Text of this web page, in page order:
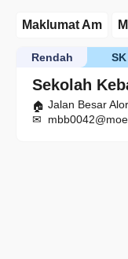
Maklumat Am
Sekolah
SK
Rendah
Jalan Besar